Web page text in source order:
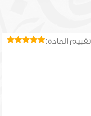
تقييم المادة: